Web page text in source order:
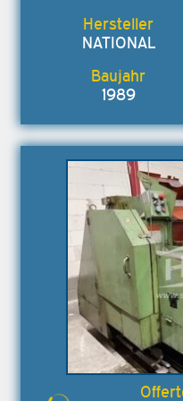
NATIONAL
1989